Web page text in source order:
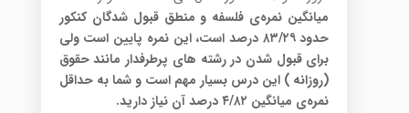
میانگین نمره‌ی فلسفه و منطق قبول شدگان کنکور
حدود ۸۳/۲۹ درصد است، این نمره پایین است ولی
برای قبول شدن در رشته های پرطرفدار مانند حقوق
(روزانه ) این درس بسیار مهم است و شما به حداقل
نمره‌ی میانگین ۴/۸۲ درصد آن نیاز دارید.